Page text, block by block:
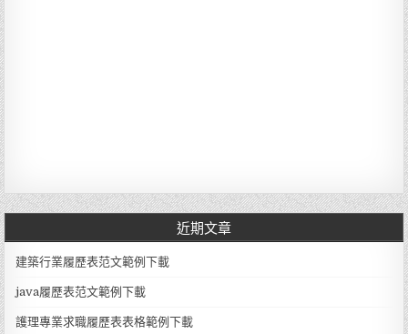
近期文章
建築行業履歷表范文範例下載
java履歷表范文範例下載
護理專業求職履歷表表格範例下載